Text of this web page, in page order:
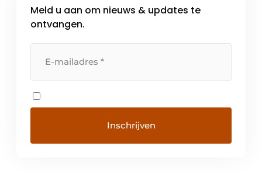
Meld u aan om nieuws & updates te
ontvangen.